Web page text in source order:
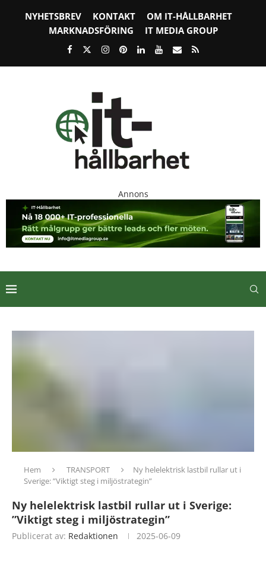
NYHETSBREV KONTAKT
OM IT-HÅLLBARHET
MARKNADSFÖRING
IT MEDIA GROUP
Annons
Hem TRANSPORT
Ny helelektrisk lastbil rullar ut i
Sverige: ”Viktigt steg i miljöstrategin”
Ny helelektrisk lastbil rullar ut i Sverige:
”Viktigt steg i miljöstrategin”
Publicerat av: Redaktionen 2025-06-09